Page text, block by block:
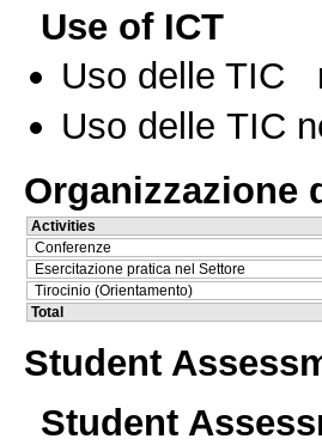
Use of ICT
Uso delle TIC
Uso delle TIC
Organizzazione
Activities
Conferenze
Esercitazione pratica nel Settore
Tirocinio (Orientamento)
Total
Student
Student